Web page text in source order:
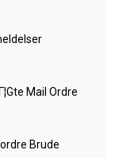
Mail Ordre
Brude